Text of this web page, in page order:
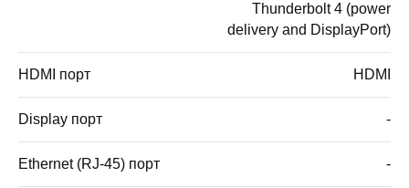
Thunderbolt 4 (power
delivery and DisplayPort)
HDMI порт HDMI
Display порт -
Ethernet (RJ-45) порт -